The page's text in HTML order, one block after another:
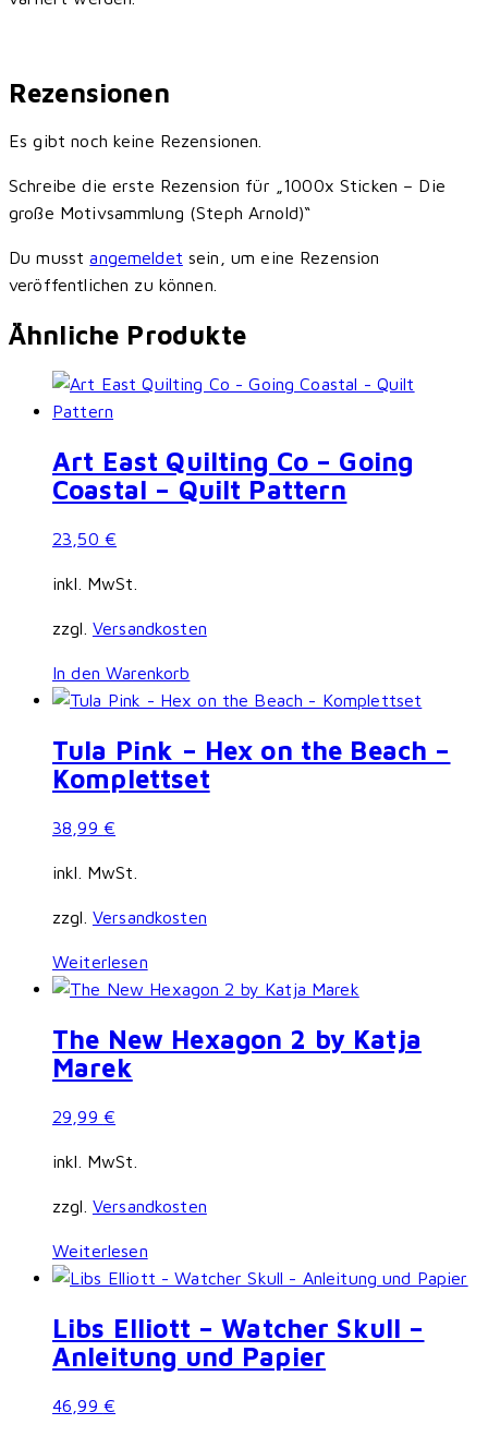
Rezensionen
Es gibt noch keine Rezensionen.
Schreibe die erste Rezension für „1000x Sticken – Die
große Motivsammlung (Steph Arnold)“
Du musstangemeldet sein, um eine Rezension
veröffentlichen zu können.
Ähnliche Produkte
Art East Quilting Co – Going
Coastal – Quilt Pattern
23,50 €
inkl. MwSt.
zzgl. Versandkosten
In den Warenkorb
Tula Pink – Hex on the Beach –
Komplettset
38,99 €
inkl. MwSt.
zzgl. Versandkosten
Weiterlesen
The New Hexagon 2 by Katja
Marek
29,99 €
inkl. MwSt.
zzgl. Versandkosten
Weiterlesen
Libs Elliott – Watcher Skull –
Anleitung und Papier
46,99 €